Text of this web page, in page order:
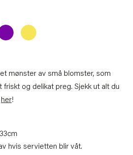
mønster av små blomster, som
og delikat preg. Sjekk ut alt du
her!
hvis servietten blir våt.